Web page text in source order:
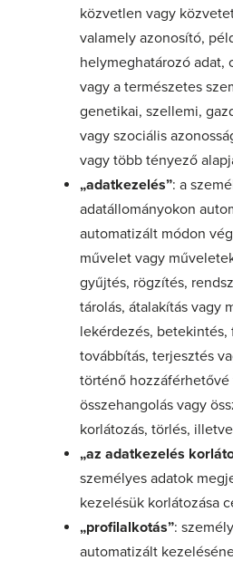
közvetlen vagy
valamely azonosító,
helymeghatározó adat,
vagy a természetes
genetikai, szellemi,
vagy szociális
vagy több tényező
„adatkezelés”: a
adatállományokon
automatizált módon
művelet vagy
gyűjtés, rögzítés,
tárolás, átalakítás vagy
lekérdezés, betekintés,
továbbítás, terjesztés
történő
összehangolás vagy
korlátozás, törlés,
„az adatkezelés
személyes adatok
kezelésük korlátozása
„profilalkotás”:
automatizált